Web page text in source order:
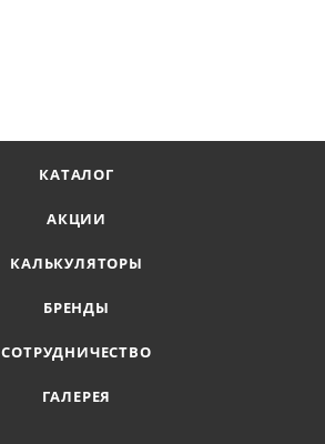
КАТАЛОГ
АКЦИИ
КАЛЬКУЛЯТОРЫ
БРЕНДЫ
СОТРУДНИЧЕСТВО
ГАЛЕРЕЯ